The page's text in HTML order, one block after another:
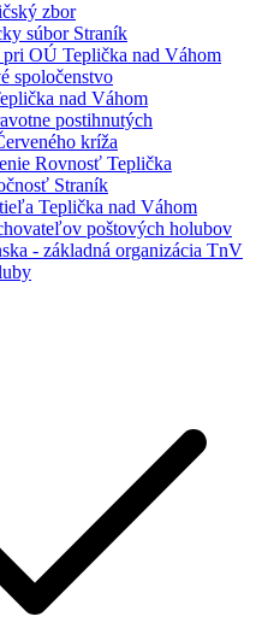
zbor
súbor Straník
OÚ Teplička nad Váhom
spoločenstvo
nad Váhom
postihnutých
kríža
Rovnosť Teplička
Straník
Teplička nad Váhom
poštových holubov
- základná organizácia TnV